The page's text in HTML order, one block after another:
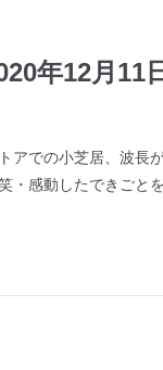
年12月11
小芝居、波長が
感動したできごと